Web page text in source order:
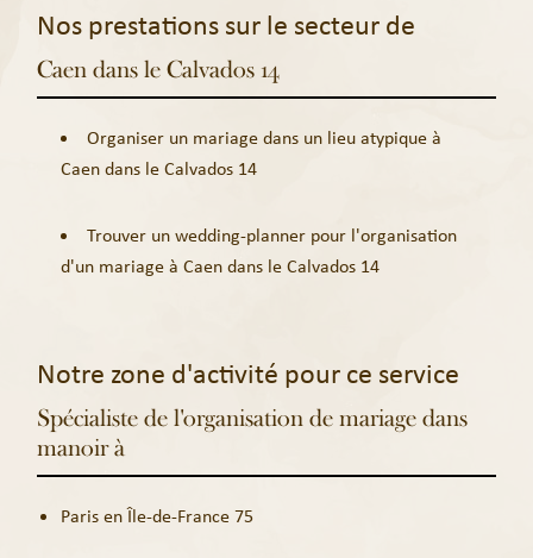
Nos prestations sur le secteur de
Caen dans le Calvados 14
Organiser un mariage dans un lieu atypique à
Caen dans le Calvados 14
Trouver un wedding-planner pour l'organisation
d'un mariage à Caen dans le Calvados 14
Notre zone d'activité pour ce service
Spécialiste de l'organisation de mariage dans
manoir à
Paris en Île-de-France 75